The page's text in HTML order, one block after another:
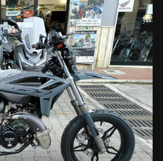
adattarsi all’uscita da scuola così
sfrecciare dalla campagna alla
grazie all’ampia gamma di
sua racing attitude su strada,
Accessoriata con i
lega o a raggi a seconda della
per la giungla urbana.